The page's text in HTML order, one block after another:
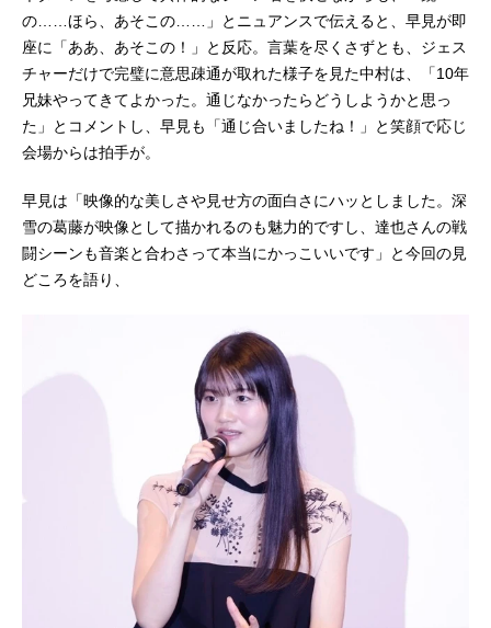
の……ほら、あそこの……」とニュアンスで伝えると、早見が即
座に「ああ、あそこの！」と反応。言葉を尽くさずとも、ジェス
チャーだけで完璧に意思疎通が取れた様子を見た中村は、「10年
兄妹やってきてよかった。通じなかったらどうしようかと思っ
た」とコメントし、早見も「通じ合いましたね！」と笑顔で応じ
会場からは拍手が。
早見は「映像的な美しさや見せ方の面白さにハッとしました。深
雪の葛藤が映像として描かれるのも魅力的ですし、達也さんの戦
闘シーンも音楽と合わさって本当にかっこいいです」と今回の見
どころを語り、